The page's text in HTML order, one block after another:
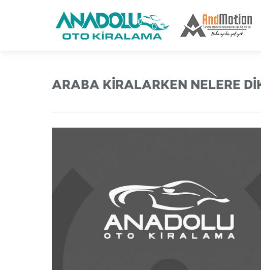
ARABA KIRALARKEN NELERE